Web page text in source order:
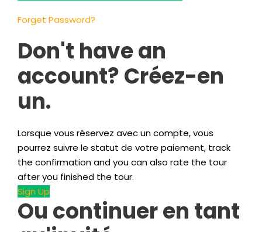
Forget Password?
Don't have an
account? Créez-en
un.
Lorsque vous réservez avec un compte, vous
pourrez suivre le statut de votre paiement, track
the confirmation and you can also rate the tour
after you finished the tour.
Sign Up
Ou continuer en tant